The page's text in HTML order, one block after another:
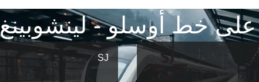
على خط أوسلو - لينشوبينغ
SJ